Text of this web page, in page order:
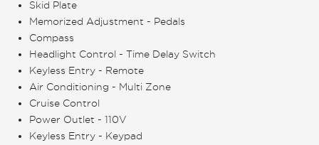
Skid Plate
Memorized Adjustment - Pedals
Compass
Headlight Control - Time Delay Switch
Keyless Entry - Remote
Air Conditioning - Multi Zone
Cruise Control
Power Outlet - 110V
Keyless Entry - Keypad